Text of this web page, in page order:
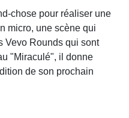
chose pour réaliser une
micro, une scène qui
Vevo Rounds qui sont
"Miraculé", il donne
de son prochain